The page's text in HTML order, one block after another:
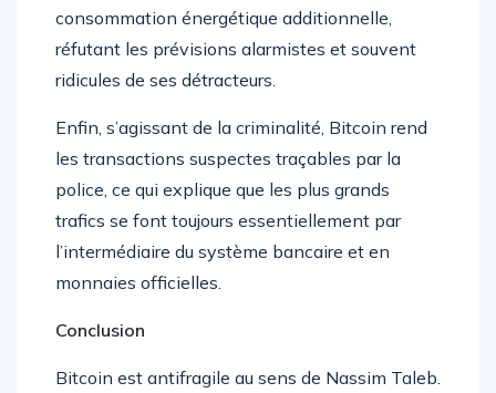
consommation énergétique additionnelle,
réfutant les prévisions alarmistes et souvent
ridicules de ses détracteurs.
Enfin, s’agissant de la criminalité, Bitcoin rend
les transactions suspectes traçables par la
police, ce qui explique que les plus grands
trafics se font toujours essentiellement par
l’intermédiaire du système bancaire et en
monnaies officielles.
Conclusion
Bitcoin est antifragile au sens de Nassim Taleb.